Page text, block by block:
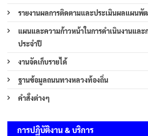
รายงานผลการติดตามและประเมินผลแผนพั
แผนและความก้าวหน้าในการดำเนินงานและ
ประจำปี
งานจัดเก็บรายได้
ฐานข้อมูลถนนทางหลวงท้องถิ่น
คำสั่งต่างๆ
การปฏิบัติงาน & บริการ